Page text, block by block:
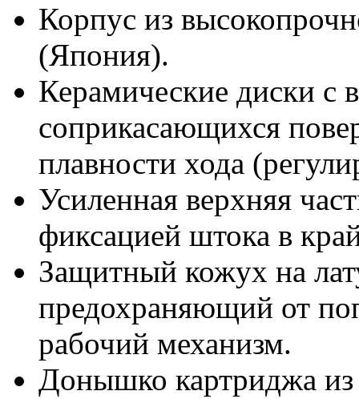
Корпус из
(Япония).
Керамические диски с
соприкасающихся
плавности хода
Усиленная верхняя
фиксацией штока в
Защитный кожух на
предохраняющий от
рабочий механизм.
Донышко картриджа из